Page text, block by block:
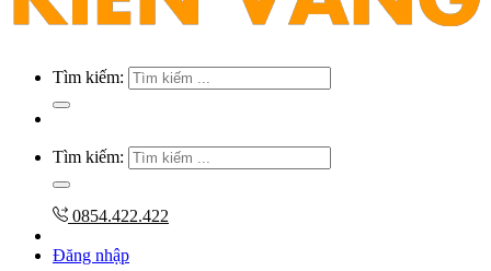
Tìm kiếm:
Tìm kiếm:
0854.422.422
Đăng nhập